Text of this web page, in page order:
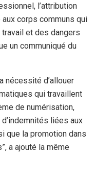
l’attribution
corps communs qui
et des dangers
un communiqué du
nécessité d’allouer
qui travaillent
de numérisation,
liées aux
que la promotion dans
a ajouté la même